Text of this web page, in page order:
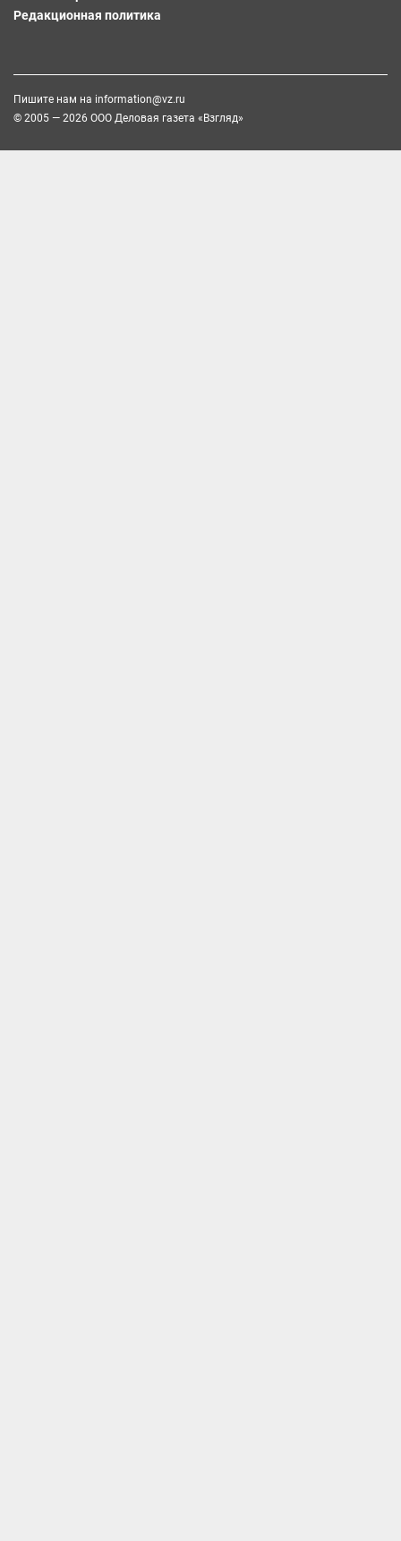
Редакционная политика
Пишите нам на information@vz.ru
© 2005 — 2026 ООО Деловая газета «Взгляд»